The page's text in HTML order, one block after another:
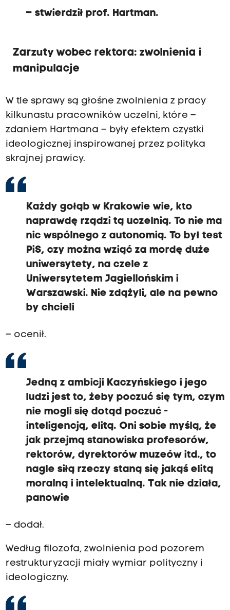
– stwierdził prof. Hartman.
Zarzuty wobec rektora: zwolnienia i
manipulacje
W tle sprawy są głośne zwolnienia z pracy
kilkunastu pracowników uczelni, które –
zdaniem Hartmana – były efektem czystki
ideologicznej inspirowanej przez polityka
skrajnej prawicy.
Każdy gołąb w Krakowie wie, kto
naprawdę rządzi tą uczelnią. To nie ma
nic wspólnego z autonomią. To był test
PiS, czy można wziąć za mordę duże
uniwersytety, na czele z
Uniwersytetem Jagiellońskim i
Warszawski. Nie zdążyli, ale na pewno
by chcieli
– ocenił.
Jedną z ambicji Kaczyńskiego i jego
ludzi jest to, żeby poczuć się tym, czym
nie mogli się dotąd poczuć -
inteligencją, elitą. Oni sobie myślą, że
jak przejmą stanowiska profesorów,
rektorów, dyrektorów muzeów itd., to
nagle siłą rzeczy staną się jakąś elitą
moralną i intelektualną. Tak nie działa,
panowie
– dodał.
Według filozofa, zwolnienia pod pozorem
restrukturyzacji miały wymiar polityczny i
ideologiczny.